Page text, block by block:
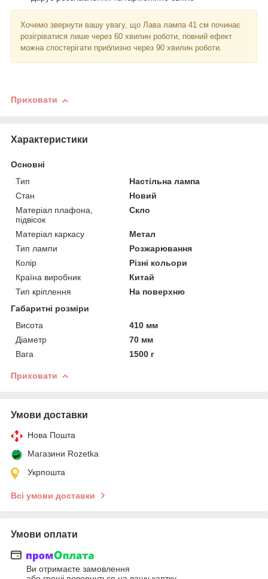
Хочемо звернути вашу увагу, що Лава лампа 41 см починає
розігріватися лише через 60 хвилин роботи, повний ефект
можна спостерігати приблизно через 90 хвилин роботи.
Приховати
Характеристики
Основні
Тип
Настільна лампа
Стан
Новий
Матеріал плафона,
підвісок
Скло
Матеріал каркасу
Метал
Тип лампи
Розжарювання
Колір
Різні кольори
Країна виробник
Китай
Тип кріплення
На поверхню
Габаритні розміри
Висота
410 мм
Діаметр
70 мм
Вага
1500 г
Приховати
Умови доставки
Нова Пошта
Магазини Rozetka
Укрпошта
Всі умови доставки
Умови оплати
Ви отримаєте замовлення